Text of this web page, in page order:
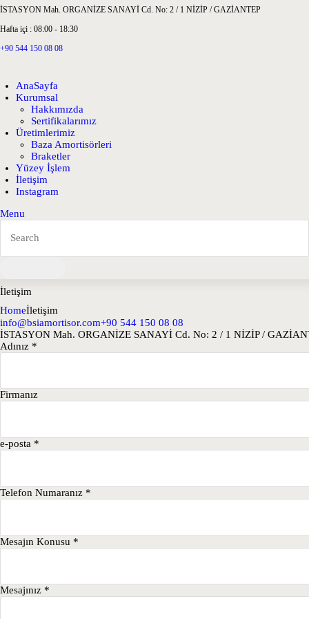
İSTASYON Mah. ORGANİZE SANAYİ Cd. No: 2 / 1 NİZİP / GAZİANTEP
Hafta içi : 08:00 - 18:30
+90 544 150 08 08
AnaSayfa
Kurumsal
Hakkımızda
Sertifikalarımız
Üretimlerimiz
Baza Amortisörleri
Braketler
Yüzey İşlem
İletişim
Instagram
Menu
İletişim
Homeİletişim
info@bsiamortisor.com+90 544 150 08 08
İSTASYON Mah. ORGANİZE SANAYİ Cd. No: 2 / 1 NİZİP /
Adınız *
Firmanız
e-posta *
Telefon Numaranız *
Mesajın Konusu *
Mesajınız *